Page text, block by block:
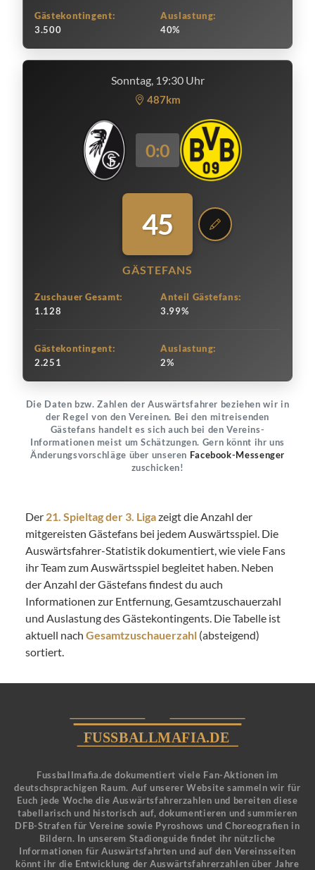
Gästekontingent:
3.500
Auslastung:
40%
Sonntag, 19:30 Uhr
487km
0:0
45
GÄSTEFANS
Zuschauer Gesamt:
1.128
Anteil Gästefans:
3.99%
Gästekontingent:
2.251
Auslastung:
2%
Die Daten bzw. Zahlen der Auswärtsfahrer beziehen wir in
der Regel von den Vereinen. Bei den mitreisenden
Gästefans handelt es sich auch bei den Vereins-
Informationen meist um Schätzungen. Gern könnt ihr uns
Änderungsvorschläge über unseren Facebook-Messenger
zuschicken!
Der 21. Spieltag der 3. Ligazeigt die Anzahl der
mitgereisten Gästefans bei jedem Auswärtsspiel. Die
Auswärtsfahrer-Statistik dokumentiert, wie viele Fans
ihr Team zum Auswärtsspiel begleitet haben. Neben
der Anzahl der Gästefans findest du auch
Informationen zur Entfernung, Gesamtzuschauerzahl
und Auslastung des Gästekontingents. Die Tabelle ist
aktuell nach Gesamtzuschauerzahl (absteigend)
sortiert.
Fussballmafia.de dokumentiert viele Fan-Aktionen im
deutschsprachigen Raum. Auf unserer Website sammeln wir für
Euch jede Woche die Auswärtsfahrerzahlen und bereiten diese
tabellarisch und historisch auf, dokumentieren und summieren
DFB-Strafen für Vereine sowie Pyroshows und Choreografien in
Bildern. In unserem Stadionguide findet ihr nützliche
Informationen für Auswärtsfahrten und auf den Vereinsseiten
könnt ihr die Entwicklung der Auswärtsfahrerzahlen über Jahre